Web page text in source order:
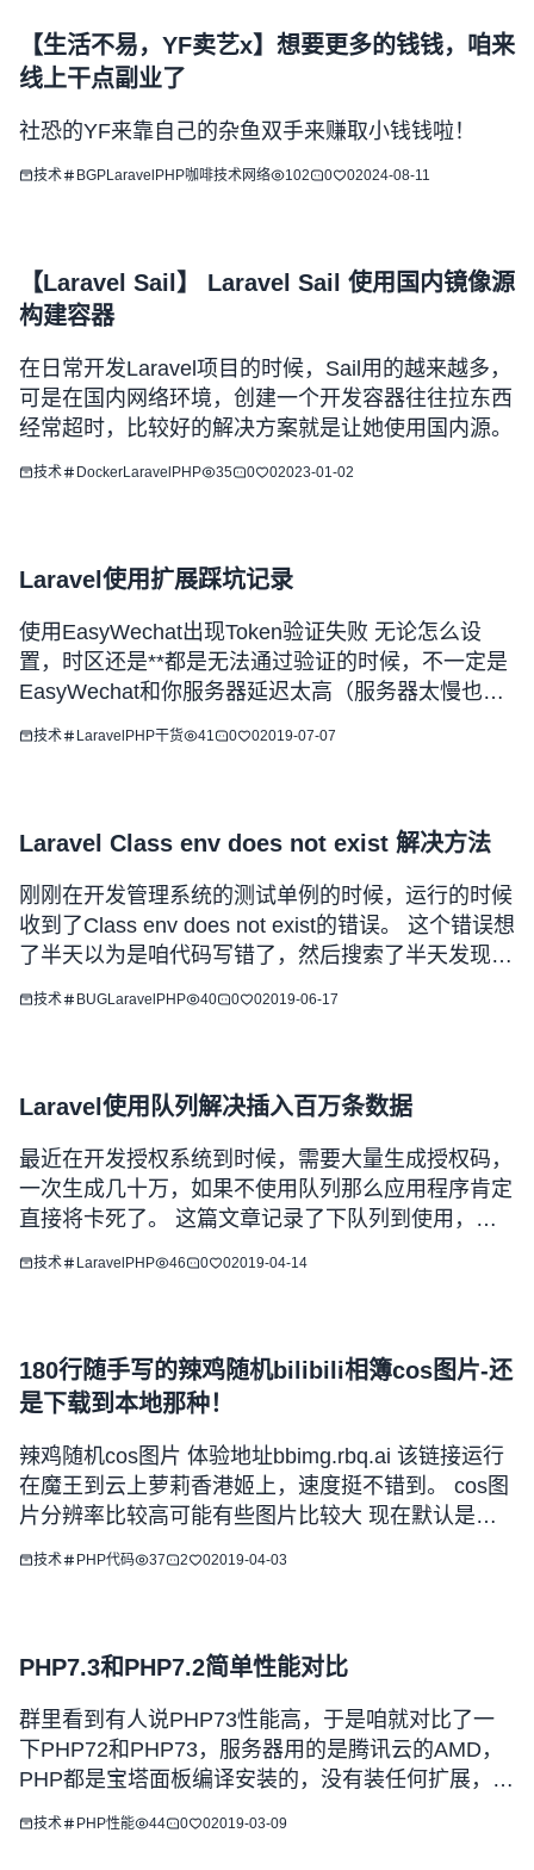
【生活不易，YF卖艺x】想要更多的钱钱，咱来
线上干点副业了
社恐的YF来靠自己的杂鱼双手来赚取小钱钱啦！
技术 BGPLaravel PHP咖啡技术网络 102 0 02024-08-11
【Laravel Sail】 Laravel Sail 使用国内镜像源
构建容器
在日常开发Laravel项目的时候，Sail用的越来越多，
可是在国内网络环境，创建一个开发容器往往拉东西
经常超时，比较好的解决方案就是让她使用国内源。
技术 DockerLaravel PHP 35 0 02023-01-02
Laravel使用扩展踩坑记录
使用EasyWechat出现Token验证失败 无论怎么设
置，时区还是**都是无法通过验证的时候，不一定是
EasyWechat和你服务器延迟太高（服务器太慢也
会）的问题，而大概率是你同时使用了Debuger这个
技术 Laravel PHP干货 41 0 02019-07-07
Laravel Class env does not exist 解决方法
刚刚在开发管理系统的测试单例的时候，运行的时候
收到了Class env does not exist的错误。 这个错误想
了半天以为是咱代码写错了，然后搜索了半天发现是
与TELESCOPE冲突了。 这个的解决方法就是，编
技术 BUGLaravel PHP 40 0 02019-06-17
Laravel使用队列解决插入百万条数据
最近在开发授权系统到时候，需要大量生成授权码，
一次生成几十万，如果不使用队列那么应用程序肯定
直接将卡死了。 这篇文章记录了下队列到使用，希
望看到这篇文章到你对laravel对认识有一定对提升。
技术 Laravel PHP 46 0 02019-04-14
180行随手写的辣鸡随机bilibili相簿cos图片-还
是下载到本地那种！
辣鸡随机cos图片 体验地址bbimg.rbq.ai 该链接运行
在魔王到云上萝莉香港姬上，速度挺不错到。 cos图
片分辨率比较高可能有些图片比较大 现在默认是每
日Top50 功能 图片文件缓存到本地目录（不是直接
技术 PHP代码 37 2 02019-04-03
PHP7.3和PHP7.2简单性能对比
群里看到有人说PHP73性能高，于是咱就对比了一
下PHP72和PHP73，服务器用的是腾讯云的AMD，
PHP都是宝塔面板编译安装的，没有装任何扩展，参
数也没调优，下面请看图。 测试文件使用的是
技术 PHP性能 44 0 02019-03-09